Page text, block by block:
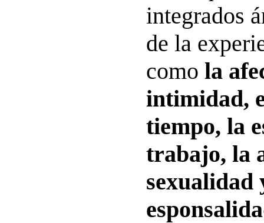
integrados
de la
como la
intimidad,
tiempo, la
trabajo, la
sexualidad